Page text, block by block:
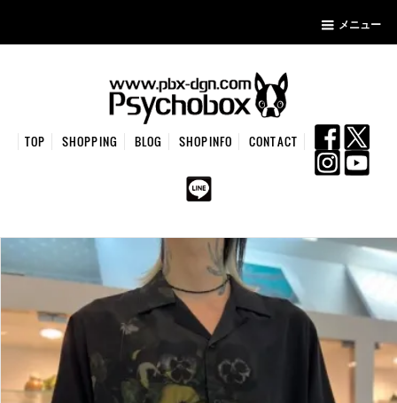
メニュー
TOP SHOPPING BLOG SHOPINFO CONTACT